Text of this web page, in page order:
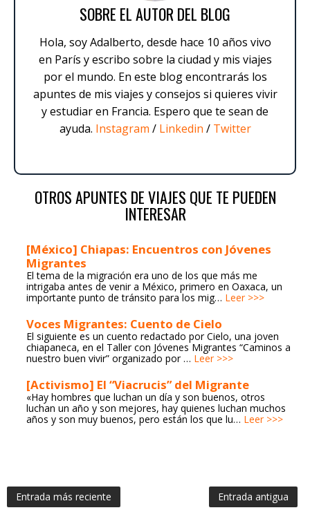
SOBRE EL AUTOR DEL BLOG
Hola, soy Adalberto, desde hace 10 años vivo
en París y escribo sobre la ciudad y mis viajes
por el mundo. En este blog encontrarás los
apuntes de mis viajes y consejos si quieres vivir
y estudiar en Francia. Espero que te sean de
ayuda. Instagram / Linkedin / Twitter
OTROS APUNTES DE VIAJES QUE TE PUEDEN
INTERESAR
[México] Chiapas: Encuentros con Jóvenes
Migrantes
El tema de la migración era uno de los que más me
intrigaba antes de venir a México, primero en Oaxaca, un
importante punto de tránsito para los mig… Leer >>>
Voces Migrantes: Cuento de Cielo
El siguiente es un cuento redactado por Cielo, una joven
chiapaneca, en el Taller con Jóvenes Migrantes “Caminos a
nuestro buen vivir” organizado por … Leer >>>
[Activismo] El “Viacrucis” del Migrante
«Hay hombres que luchan un día y son buenos, otros
luchan un año y son mejores, hay quienes luchan muchos
años y son muy buenos, pero están los que lu… Leer >>>
Entrada más reciente Entrada antigua